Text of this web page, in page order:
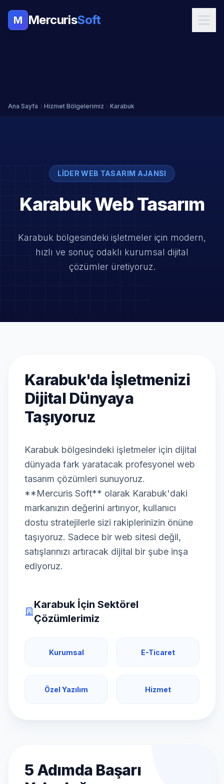
M MercurisSoft
Ana Sayfa Hizmet Bölgelerimiz Karabuk
LIDER WEB TASARIM AJANSI
Karabuk Web Tasarım
Karabuk bölgesindeki işletmeler için modern,
hızlı ve sonuç odaklı kurumsal dijital
çözümler üretiyoruz.
Karabuk'da İşletmenizi
Dijital Dünyaya
Taşıyoruz
Karabuk bölgesindeki işletmeler için dijital
dünyada fark yaratacak profesyonel web
tasarım çözümleri sunuyoruz.
**Mercuris Soft** olarak Karabuk'daki
markanızın değerini artırıyor, kullanıcı
dostu stratejilerle sizi rakiplerinizin önüne
taşıyoruz. Sadece bir web sitesi değil,
satışlarınızı artıracak dijital bir şube inşa
ediyoruz.
Karabuk İçin Sektörel
Çözümlerimiz
Kurumsal E-Ticaret
Özel Yazılım Hizmet
5 Adımda Başarı